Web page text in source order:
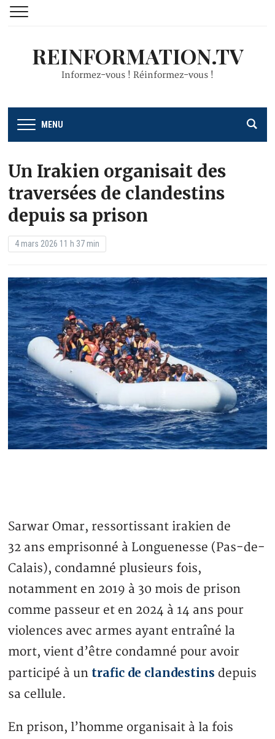
REINFORMATION.TV
Informez-vous ! Réinformez-vous !
MENU
Un Irakien organisait des
traversées de clandestins
depuis sa prison
4 mars 2026 11 h 37 min
Sarwar Omar, ressortissant irakien de
32 ans emprisonné à Longuenesse (Pas-de-
Calais), condamné plusieurs fois,
notamment en 2019 à 30 mois de prison
comme passeur et en 2024 à 14 ans pour
violences avec armes ayant entraîné la
mort, vient d’être condamné pour avoir
participé à un trafic de clandestins depuis
sa cellule.
En prison, l’homme organisait à la fois